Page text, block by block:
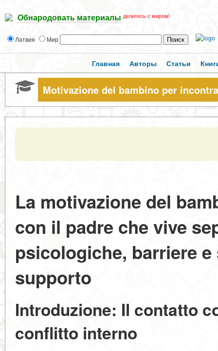
Обнародовать материалы делитесь с миром!
Латвия Мир
Главная Авторы Статьи
Motivazione del bambino per
La motivazione del
con il padre che vive
psicologiche, barriere
supporto
Introduzione: Il contatto
conflitto interno